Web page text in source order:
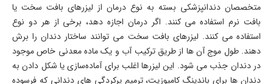
متخصصان دندانپزشکی بسته به نوع درمان از لیزرهای بافت سخت یا
بافت نرم استفاده می‌ کنند. اگر درمان اجازه دهد، برخی از هر دو نوع
استفاده می‌ کنند. لیزرهای بافت سخت می‌ توانند ساختار دندان را برش
دهند. طول موج آن‌ ها از طریق ترکیب آب و یک ماده معدنی خاص موجود
در دندان جذب می‌ شود. این لیزرها اغلب برای آماده‌سازی یا شکل‌ دادن به
دندان‌ ها برای باندینگ کامپوزیت، ترمیم پرکردگی‌ های دندانی که فرسوده